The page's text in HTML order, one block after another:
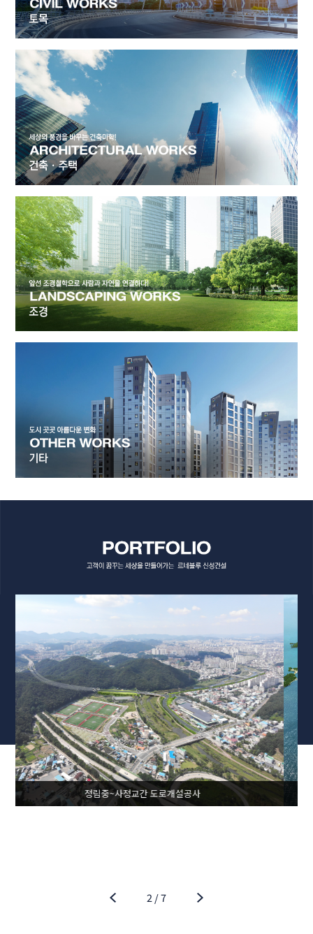
새만금 신항 접안시설(1단계) 축조공사
2/7